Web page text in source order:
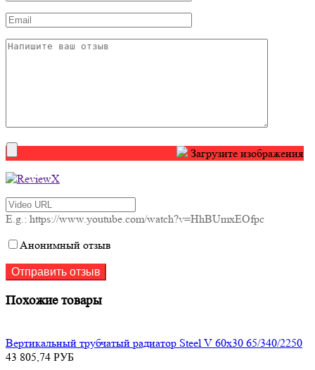
Загрузите изображения
E.g.: https://www.youtube.com/watch?v=HhBUmxEOfpc
Анонимный отзыв
Похожие товары
Вертикальный трубчатый радиатор Steel V 60х30 65/340/2250
43 805,74 РУБ